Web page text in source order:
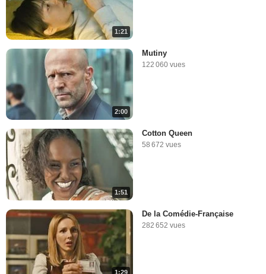
1:21
2:00
Mutiny
122 060 vues
1:51
Cotton Queen
58 672 vues
1:29
De la Comédie-Française
282 652 vues